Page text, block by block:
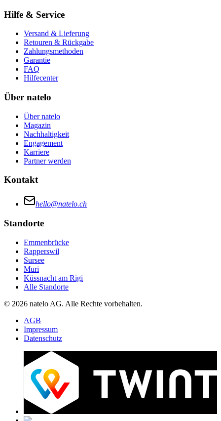
Hilfe & Service
Versand & Lieferung
Retouren & Rückgabe
Zahlungsmethoden
Garantie
FAQ
Hilfecenter
Über natelo
Über natelo
Magazin
Nachhaltigkeit
Engagement
Karriere
Partner werden
Kontakt
hello@natelo.ch
Standorte
Emmenbrücke
Rapperswil
Sursee
Muri
Küssnacht am Rigi
Alle Standorte
© 2026 natelo AG. Alle Rechte vorbehalten.
AGB
Impressum
Datenschutz